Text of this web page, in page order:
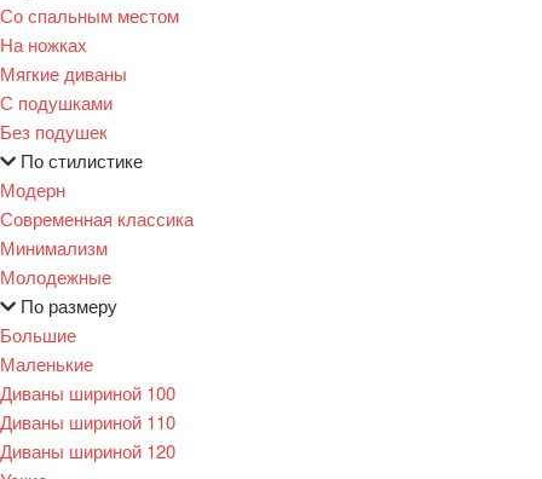
Со спальным местом
На ножках
Мягкие диваны
С подушками
Без подушек
По стилистике
Модерн
Современная классика
Минимализм
Молодежные
По размеру
Большие
Маленькие
Диваны шириной 100
Диваны шириной 110
Диваны шириной 120